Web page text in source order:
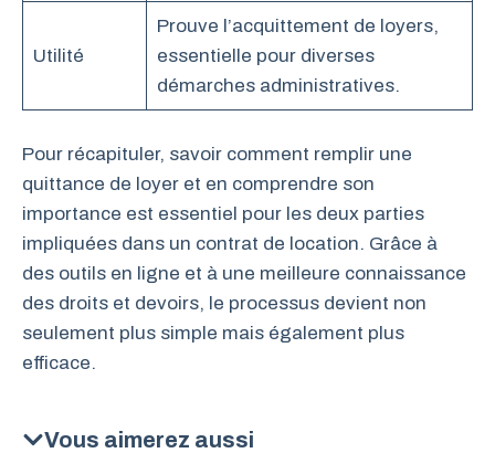
Utilité
Prouve l’acquittement de loyers,
essentielle pour diverses
démarches administratives.
Pour récapituler, savoir comment remplir une
quittance de loyer et en comprendre son
importance est essentiel pour les deux parties
impliquées dans un contrat de location. Grâce à
des outils en ligne et à une meilleure connaissance
des droits et devoirs, le processus devient non
seulement plus simple mais également plus
efficace.
Vous aimerez aussi